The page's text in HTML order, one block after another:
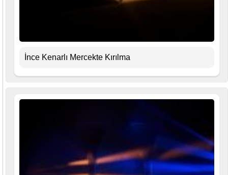
İnce Kenarlı Mercekte Kırılma